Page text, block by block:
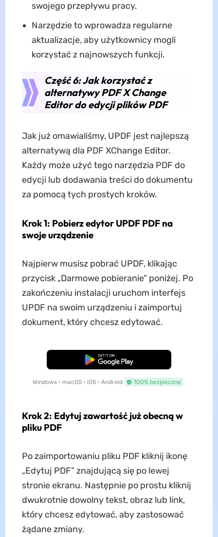
swojego przepływu pracy.
Narzędzie to wprowadza regularne
aktualizacje, aby użytkownicy mogli
korzystać z najnowszych funkcji.
Część 6: Jak korzystać z
alternatywy PDF X Change
Editor do edycji plików PDF
Jak już omawialiśmy, UPDF jest najlepszą
alternatywą dla PDF XChange Editor.
Każdy może użyć tego narzędzia PDF do
edycji lub dodawania treści do dokumentu
za pomocą tych prostych kroków.
Krok 1: Pobierz edytor UPDF PDF na
swoje urządzenie
Najpierw musisz pobrać UPDF, klikając
przycisk „Darmowe pobieranie” poniżej. Po
zakończeniu instalacji uruchom interfejs
UPDF na swoim urządzeniu i zaimportuj
dokument, który chcesz edytować.
Pobierz za darmo
Windows • macOS • iOS • Android 100% bezpieczne
Krok 2: Edytuj zawartość już obecną w
pliku PDF
Po zaimportowaniu pliku PDF kliknij ikonę
„Edytuj PDF” znajdującą się po lewej
stronie ekranu. Następnie po prostu kliknij
dwukrotnie dowolny tekst, obraz lub link,
który chcesz edytować, aby zastosować
żądane zmiany.